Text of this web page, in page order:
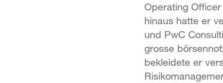
Operating
hinaus hatte er
und PwC
grosse
bekleidete er